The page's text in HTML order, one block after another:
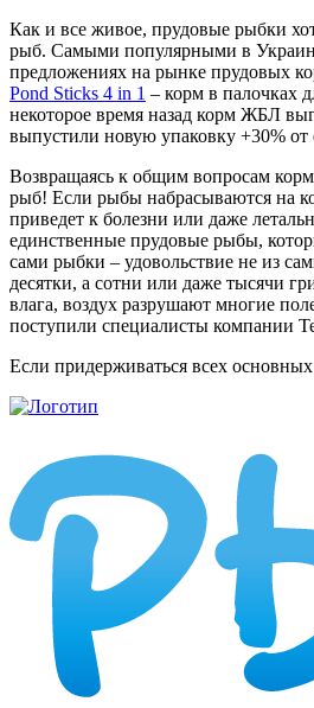
Как и все живое, прудовые рыбки
рыб. Самыми популярными в
предложениях на рынке прудовых
Pond Sticks 4 in 1 – корм в палочках
некоторое время назад корм ЖБЛ
выпустили новую упаковку +30%
Возвращаясь к общим вопросам
рыб! Если рыбы набрасываются на
приведет к болезни или даже
единственные прудовые рыбы,
сами рыбки – удовольствие не из
десятки, а сотни или даже тысячи
влага, воздух разрушают многие
поступили специалисты компании
Если придерживаться всех